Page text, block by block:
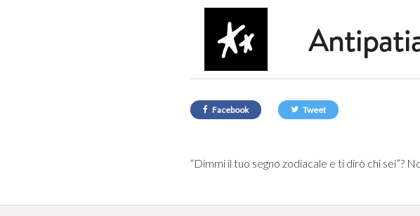
Facebook Tweet
“Dimmi il tuo segno zodiacale e ti dirò chi sei”?